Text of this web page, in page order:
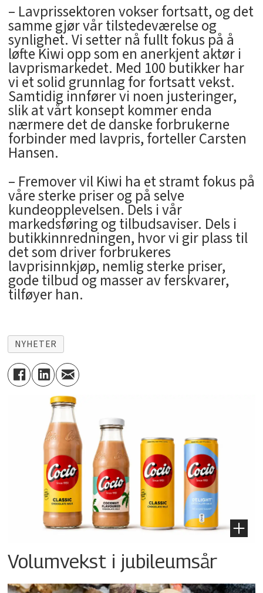
– Lavprissektoren vokser fortsatt, og det
samme gjør vår tilstedeværelse og
synlighet. Vi setter nå fullt fokus på å
løfte Kiwi opp som en anerkjent aktør i
lavprismarkedet. Med 100 butikker har
vi et solid grunnlag for fortsatt vekst.
Samtidig innfører vi noen justeringer,
slik at vårt konsept kommer enda
nærmere det de danske forbrukerne
forbinder med lavpris, forteller Carsten
Hansen.
– Fremover vil Kiwi ha et stramt fokus på
våre sterke priser og på selve
kundeopplevelsen. Dels i vår
markedsføring og tilbudsaviser. Dels i
butikkinnredningen, hvor vi gir plass til
det som driver forbrukeres
lavprisinnkjøp, nemlig sterke priser,
gode tilbud og masser av ferskvarer,
tilføyer han.
NYHETER
Volumvekst i jubileumsår